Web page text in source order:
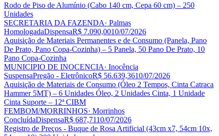
Rodo de Piso de Alumínio (Cabo 140 cm, Cepa 60 cm) – 250
Unidades
SECRETARIA DA FAZENDA· Palmas
HomologadaDispensaR$ 7.090,0010/07/2026
Aquisição de Materiais Permanentes e de Consumo (Panela, Pano
De Prato, Pano Copa-Cozinha) – 5 Panela, 50 Pano De Prato, 10
Pano Copa-Cozinha
MUNICIPIO DE INOCENCIA· Inocência
SuspensaPregão - EletrônicoR$ 56.639,3610/07/2026
Aquisição de Materiais de Consumo (Óleo 2 Tempos, Cinta Catraca
Hammer 5MT) – 6 Unidades Óleo, 2 Unidades Cinta, 1 Unidade
Cinta Suporte – 12ª CIBM
FEMBOM/MORRINHOS· Morrinhos
ConcluídaDispensaR$ 687,7110/07/2026
Registro de Preços - Buque de Rosa Artificial (43cm x7, 54cm 10x,